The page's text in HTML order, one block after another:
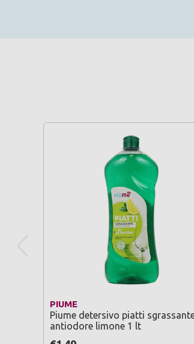
PIUME
Piume detersivo piatti
antiodore limone 1 lt